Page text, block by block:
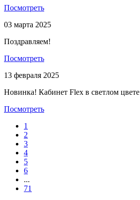
Посмотреть
03 марта 2025
Поздравляем!
Посмотреть
13 февраля 2025
Новинка! Кабинет Flex в светлом цвете
Посмотреть
1
2
3
4
5
6
...
71